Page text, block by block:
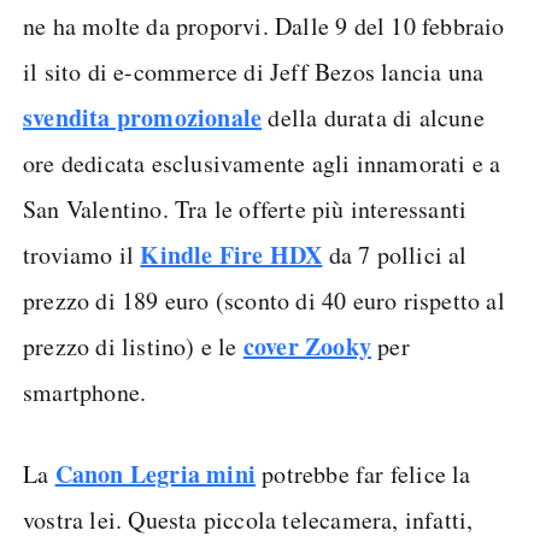
ne ha molte da proporvi. Dalle 9 del 10 febbraio
il sito di e-commerce di Jeff Bezos lancia una
svendita promozionaledella durata di alcune
ore dedicata esclusivamente agli innamorati e a
San Valentino. Tra le offerte più interessanti
troviamo ilKindle Fire HDX da 7 pollici al
prezzo di 189 euro (sconto di 40 euro rispetto al
prezzo di listino) e le cover Zookyper
smartphone.
La Canon Legria mini potrebbe far felice la
vostra lei. Questa piccola telecamera, infatti,